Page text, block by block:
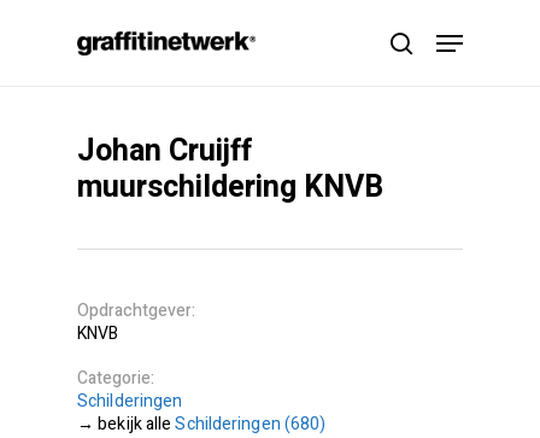
search
Menu
Johan Cruijff
muurschildering KNVB
Opdrachtgever
KNVB
Categorie
Schilderingen
Schilderingen (680)